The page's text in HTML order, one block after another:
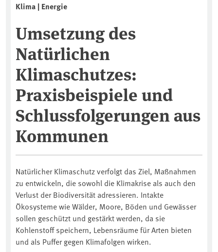
Klima | Energie
Umsetzung des
Natürlichen
Klimaschutzes:
Praxisbeispiele und
Schlussfolgerungen aus
Kommunen
Natürlicher Klimaschutz verfolgt das Ziel, Maßnahmen
zu entwickeln, die sowohl die Klimakrise als auch den
Verlust der Biodiversität adressieren. Intakte
Ökosysteme wie Wälder, Moore, Böden und Gewässer
sollen geschützt und gestärkt werden, da sie
Kohlenstoff speichern, Lebensräume für Arten bieten
und als Puffer gegen Klimafolgen wirken.